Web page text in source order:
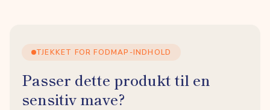
TJEKKET FOR FODMAP-INDHOLD
Passer dette produkt til en
sensitiv mave?